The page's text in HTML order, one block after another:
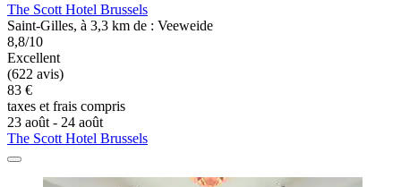
The Scott Hotel Brussels
Saint-Gilles, à 3,3 km de : Veeweide
8,8/10
Excellent
(622 avis)
83 €
taxes et frais compris
23 août - 24 août
The Scott Hotel Brussels